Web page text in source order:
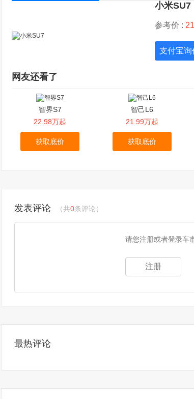
小米SU7
参考价 :
支付宝询
网友还看了
智界S7
22.98万起
获取底价
智己L6
21.99万起
获取底价
发表评论 （共0条评论）
请您注册或者登录车
注册
最热评论